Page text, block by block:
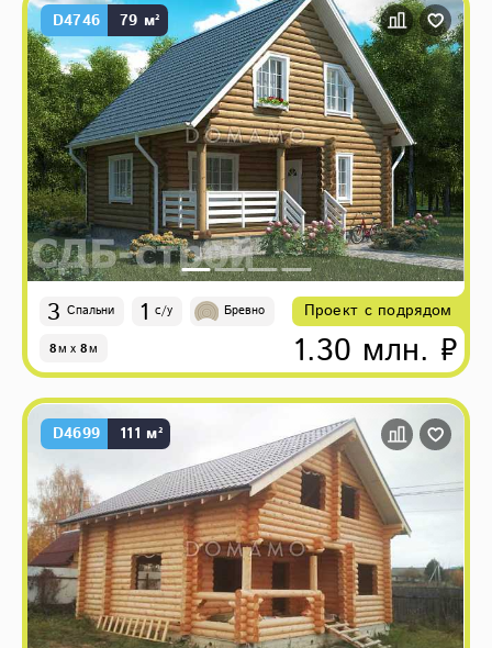
D4746 79 м²
3 Спальни 1 с/у Бревно
8м x 8м
Проект с подрядом
1.30 млн. ₽
D4699 111 м²